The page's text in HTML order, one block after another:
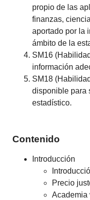
propio de las
finanzas,
aportado por la
ámbito de la
SM16
información
SM18
disponible para
estadístico.
Contenido
Introducción
Precio
Academia